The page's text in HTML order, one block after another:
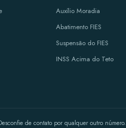
Auxílio Moradia
Abatimento FIES
Suspensão do FIES
INSS Acima do Teto
de contato por qualquer outro número.